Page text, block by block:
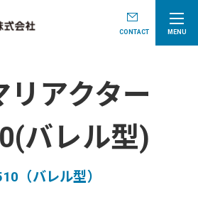
CONTACT MENU
リアクター
バレル型)
（バレル型）